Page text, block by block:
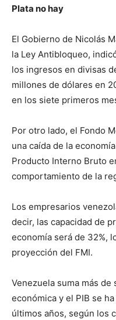
Plata no hay
El Gobierno de Nicolás
la Ley Antibloqueo,
los ingresos en divisas
millones de dólares en
en los siete primeros
Por otro lado, el Fondo
una caída de la
Producto Interno Bruto
comportamiento de la
Los empresarios
decir, las capacidad de
economía será de 32%,
proyección del FMI.
Venezuela suma más
económica y el PIB se
últimos años, según los